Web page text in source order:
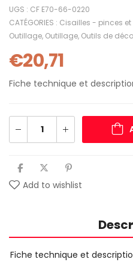
UGS : CF E70-66-0220
CATÉGORIES : Cisailles - pinces et
Outillage, Outillage, Outils de
€20,71
Fiche technique et
Add to wishlist
Fiche technique et